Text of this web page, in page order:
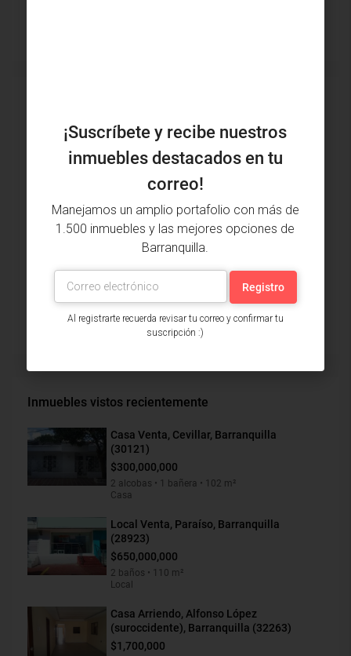
DESTACADO
$190,000,000
Inmuebles vistos recientemente
Casa Venta, Cevillar, Barranquilla
(30121)
$300,000,000
2 alcobas • 1 bañera • 102 m²
Casa
Local Venta, Paraíso, Barranquilla
(28923)
$650,000,000
2 baños • 110 m²
Local
Casa Arriendo, Alfonso López
(suroccidente), Barranquilla (32263)
$1,700,000
¡Suscríbete y recibe nuestros
inmuebles destacados en tu
correo!
Manejamos un amplio portafolio con más de
1.500 inmuebles y las mejores opciones de
Barranquilla.
Al registrarte recuerda revisar tu correo y confirmar tu
suscripción :)